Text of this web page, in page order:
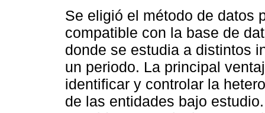
Se eligió el método de datos
compatible con la base de
donde se estudia a distintos
un periodo. La principal
identificar y controlar la
de las entidades bajo